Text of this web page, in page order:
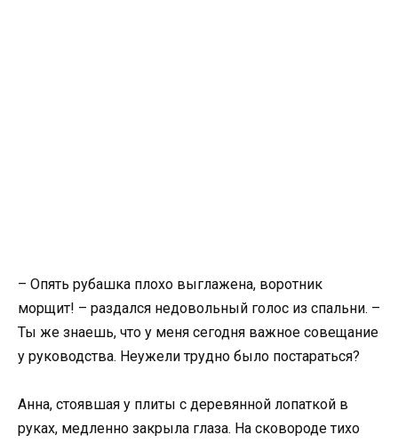
– Опять рубашка плохо выглажена, воротник
морщит! – раздался недовольный голос из спальни. –
Ты же знаешь, что у меня сегодня важное совещание
у руководства. Неужели трудно было постараться?
Анна, стоявшая у плиты с деревянной лопаткой в
руках, медленно закрыла глаза. На сковороде тихо